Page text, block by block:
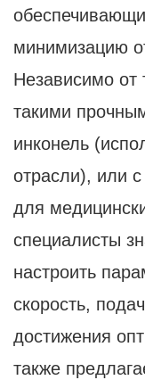
минимизацию
Независимо от
такими
инконель
отрасли), или
для
специалисты
настроить
скорость,
достижения
также